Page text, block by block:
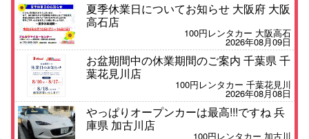
夏季休業日についてお知らせ 大阪府 大阪
高石店
100円レンタカー 大阪高石
2026年08月09日
お盆期間中の休業期間のご案内 千葉県 千
葉花見川店
100円レンタカー 千葉花見川
2026年08月08日
やっぱりオープンカーは最高!!!ですね 兵
庫県 加古川店
100円レンタカー 加古川